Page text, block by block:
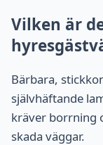
Vilken är
Bärbara,
självhäftande
kräver borrning
skada väggar.